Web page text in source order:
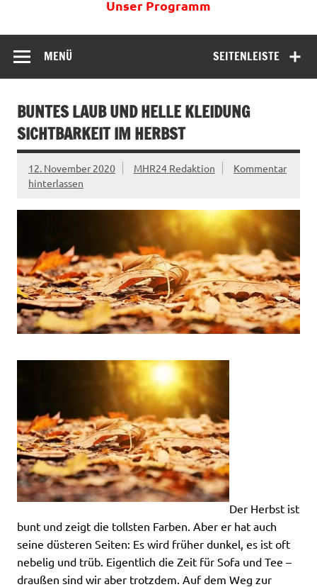
Unser Programm
SEITENLEISTE
MENÜ
BUNTES LAUB UND HELLE KLEIDUNG
SICHTBARKEIT IM HERBST
12. November 2020 MHR24 Redaktion
Kommentar
hinterlassen
Der Herbst ist
bunt und zeigt die tollsten Farben. Aber er hat auch
seine düsteren Seiten: Es wird früher dunkel, es ist oft
nebelig und trüb. Eigentlich die Zeit für Sofa und Tee –
draußen sind wir aber trotzdem. Auf dem Weg zur